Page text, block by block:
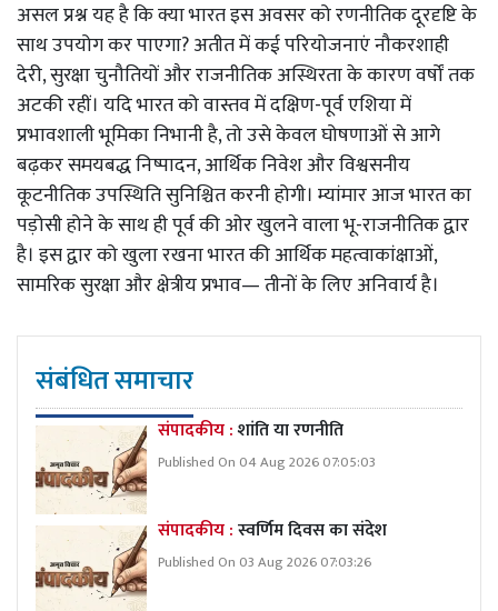
असल प्रश्न यह है कि क्या भारत इस अवसर को रणनीतिक दूरदृष्टि के
साथ उपयोग कर पाएगा? अतीत में कई परियोजनाएं नौकरशाही
देरी, सुरक्षा चुनौतियों और राजनीतिक अस्थिरता के कारण वर्षों तक
अटकी रहीं। यदि भारत को वास्तव में दक्षिण-पूर्व एशिया में
प्रभावशाली भूमिका निभानी है, तो उसे केवल घोषणाओं से आगे
बढ़कर समयबद्ध निष्पादन, आर्थिक निवेश और विश्वसनीय
कूटनीतिक उपस्थिति सुनिश्चित करनी होगी। म्यांमार आज भारत का
पड़ोसी होने के साथ ही पूर्व की ओर खुलने वाला भू-राजनीतिक द्वार
है। इस द्वार को खुला रखना भारत की आर्थिक महत्वाकांक्षाओं,
सामरिक सुरक्षा और क्षेत्रीय प्रभाव— तीनों के लिए अनिवार्य है।
संबंधित समाचार
संपादकीय :शांति या रणनीति
Published On 04 Aug 2026 07:05:03
संपादकीय :स्वर्णिम दिवस का संदेश
Published On 03 Aug 2026 07:03:26